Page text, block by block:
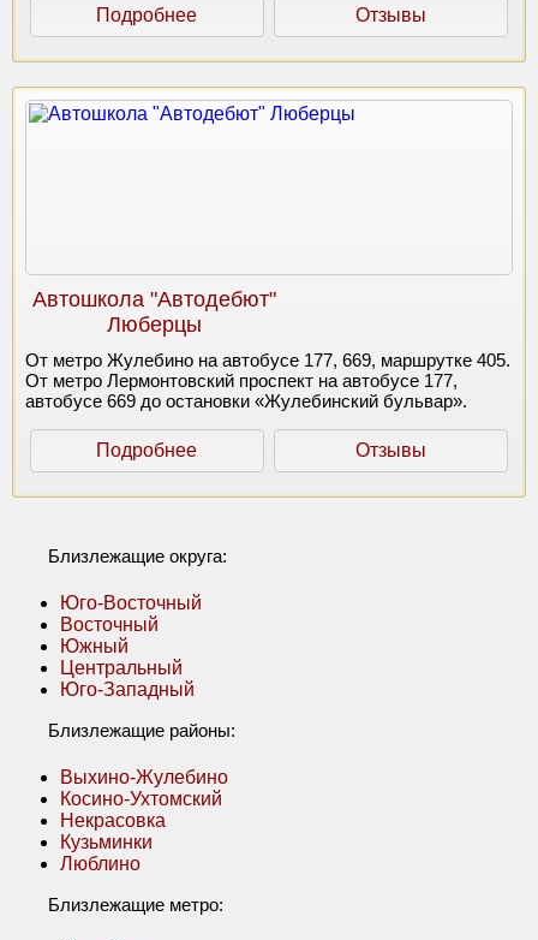
Подробнее Отзывы
Автошкола "Автодебют"
Люберцы
От метро Жулебино на автобусе 177, 669, маршрутке 405.
От метро Лермонтовский проспект на автобусе 177,
автобусе 669 до остановки «Жулебинский бульвар».
Подробнее Отзывы
Близлежащие округа:
Юго-Восточный
Восточный
Южный
Центральный
Юго-Западный
Близлежащие районы:
Выхино-Жулебино
Косино-Ухтомский
Некрасовка
Кузьминки
Люблино
Близлежащие метро: